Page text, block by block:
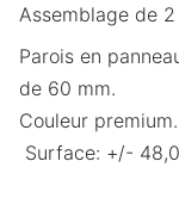
Assemblage de
Parois en
de 60 mm.
Couleur premium.
Surface: +/-